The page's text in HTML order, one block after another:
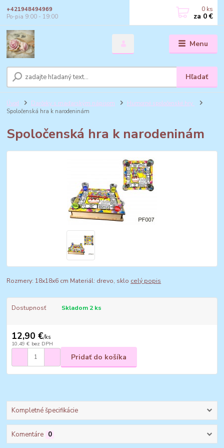
Menu
Hľadať
+421948494969
Po-pia 9:00 - 19:00
0 ks
za 0 €
Úvod Darčeky s maďarským nápisom
Humorné spoločenské hry
Spoločenská hra k narodeninám
Spoločenská hra k narodeninám
Rozmery: 18x18x6 cm Materiál: drevo, sklo celý popis
Dostupnosť Skladom 2 ks
12,90 €/ks
10,49 € bez DPH
Pridať do košíka
Kompletné špecifikácie
Komentáre 0